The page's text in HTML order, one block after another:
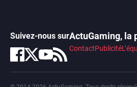
Suivez-nous surActuGaming, la
ContactPublicité